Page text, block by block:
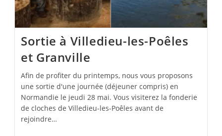
Sortie à Villedieu-les-Poêles
et Granville
Afin de profiter du printemps, nous vous proposons
une sortie d'une journée (déjeuner compris) en
Normandie le jeudi 28 mai. Vous visiterez la fonderie
de cloches de Villedieu-les-Poêles avant de
rejoindre…